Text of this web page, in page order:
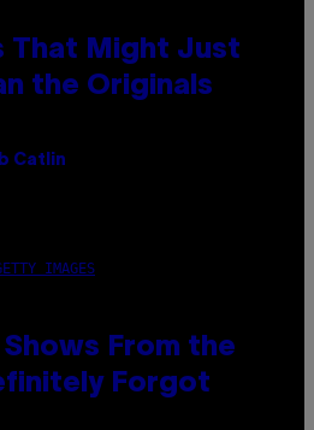
That Might Just
the Originals
Catlin
IMAGES
From the
Forgot